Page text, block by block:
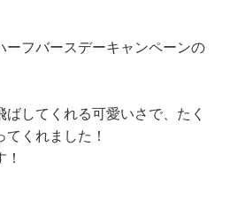
ーフバースデーキャンペーンの
してくれる可愛いさで、たく
くれました！